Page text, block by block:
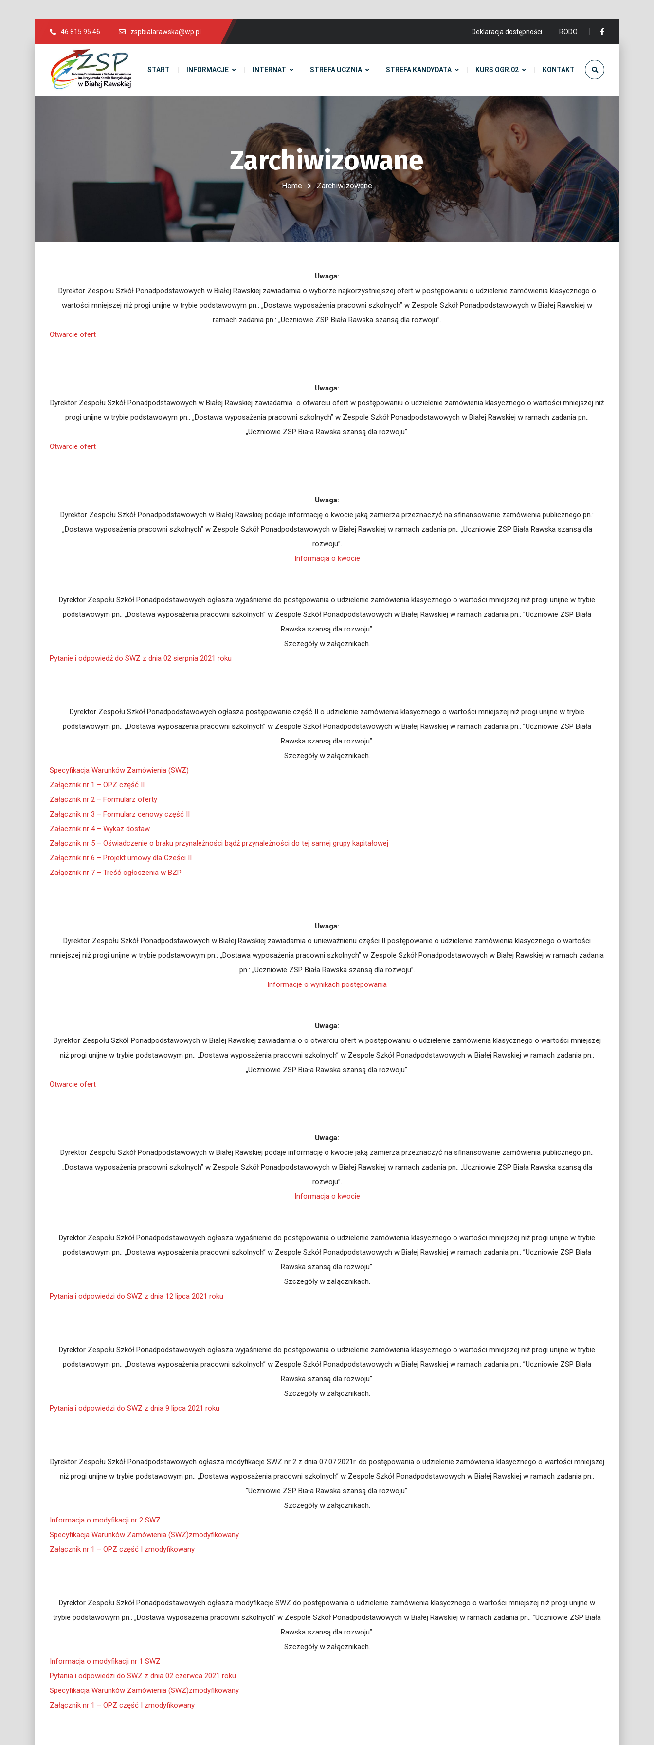
46 815 95 46 zspbialarawska@wp.pl Deklaracja dostępności RODO
START INFORMACJE INTERNAT STREFA UCZNIA STREFA KANDYDATA KURS OGR.02 KONTAKT
Zarchiwizowane
Home Zarchiwizowane
Uwaga:
Dyrektor Zespołu Szkół Ponadpodstawowych w Białej Rawskiej zawiadamia o wyborze najkorzystniejszej ofert w postępowaniu o udzielenie zamówienia klasycznego o
wartości mniejszej niż progi unijne w trybie podstawowym pn.: „Dostawa wyposażenia pracowni szkolnych” w Zespole Szkół Ponadpodstawowych w Białej Rawskiej w
ramach zadania pn.: „Uczniowie ZSP Biała Rawska szansą dla rozwoju”.
Otwarcie ofert
Uwaga:
Dyrektor Zespołu Szkół Ponadpodstawowych w Białej Rawskiej zawiadamia o otwarciu ofert w postępowaniu o udzielenie zamówienia klasycznego o wartości mniejszej niż
progi unijne w trybie podstawowym pn.: „Dostawa wyposażenia pracowni szkolnych” w Zespole Szkół Ponadpodstawowych w Białej Rawskiej w ramach zadania pn.:
„Uczniowie ZSP Biała Rawska szansą dla rozwoju”.
Otwarcie ofert
Uwaga:
Dyrektor Zespołu Szkół Ponadpodstawowych w Białej Rawskiej podaje informację o kwocie jaką zamierza przeznaczyć na sfinansowanie zamówienia publicznego pn.:
„Dostawa wyposażenia pracowni szkolnych” w Zespole Szkół Ponadpodstawowych w Białej Rawskiej w ramach zadania pn.: „Uczniowie ZSP Biała Rawska szansą dla
rozwoju”.
Informacja o kwocie
Dyrektor Zespołu Szkół Ponadpodstawowych ogłasza wyjaśnienie do postępowania o udzielenie zamówienia klasycznego o wartości mniejszej niż progi unijne w trybie
podstawowym pn.: „Dostawa wyposażenia pracowni szkolnych” w Zespole Szkół Ponadpodstawowych w Białej Rawskiej w ramach zadania pn.: ”Uczniowie ZSP Biała
Rawska szansą dla rozwoju”.
Szczegóły w załącznikach.
Pytanie i odpowiedź do SWZ z dnia 02 sierpnia 2021 roku
Dyrektor Zespołu Szkół Ponadpodstawowych ogłasza postępowanie część II o udzielenie zamówienia klasycznego o wartości mniejszej niż progi unijne w trybie
podstawowym pn.: „Dostawa wyposażenia pracowni szkolnych” w Zespole Szkół Ponadpodstawowych w Białej Rawskiej w ramach zadania pn.: ”Uczniowie ZSP Biała
Rawska szansą dla rozwoju”.
Szczegóły w załącznikach.
Specyfikacja Warunków Zamówienia (SWZ)
Załącznik nr 1 – OPZ część II
Załącznik nr 2 – Formularz oferty
Załącznik nr 3 – Formularz cenowy część II
Załacznik nr 4 – Wykaz dostaw
Załącznik nr 5 – Oświadczenie o braku przynależności bądź przynależności do tej samej grupy kapitałowej
Załącznik nr 6 – Projekt umowy dla Cześci II
Załącznik nr 7 – Treść ogłoszenia w BZP
Uwaga:
Dyrektor Zespołu Szkół Ponadpodstawowych w Białej Rawskiej zawiadamia o unieważnienu części II postępowanie o udzielenie zamówienia klasycznego o wartości
mniejszej niż progi unijne w trybie podstawowym pn.: „Dostawa wyposażenia pracowni szkolnych” w Zespole Szkół Ponadpodstawowych w Białej Rawskiej w ramach zadania
pn.: „Uczniowie ZSP Biała Rawska szansą dla rozwoju”.
Informacje o wynikach postępowania
Uwaga:
Dyrektor Zespołu Szkół Ponadpodstawowych w Białej Rawskiej zawiadamia o o otwarciu ofert w postępowaniu o udzielenie zamówienia klasycznego o wartości mniejszej
niż progi unijne w trybie podstawowym pn.: „Dostawa wyposażenia pracowni szkolnych” w Zespole Szkół Ponadpodstawowych w Białej Rawskiej w ramach zadania pn.:
„Uczniowie ZSP Biała Rawska szansą dla rozwoju”.
Otwarcie ofert
Uwaga:
Dyrektor Zespołu Szkół Ponadpodstawowych w Białej Rawskiej podaje informację o kwocie jaką zamierza przeznaczyć na sfinansowanie zamówienia publicznego pn.:
„Dostawa wyposażenia pracowni szkolnych” w Zespole Szkół Ponadpodstawowych w Białej Rawskiej w ramach zadania pn.: „Uczniowie ZSP Biała Rawska szansą dla
rozwoju”.
Informacja o kwocie
Dyrektor Zespołu Szkół Ponadpodstawowych ogłasza wyjaśnienie do postępowania o udzielenie zamówienia klasycznego o wartości mniejszej niż progi unijne w trybie
podstawowym pn.: „Dostawa wyposażenia pracowni szkolnych” w Zespole Szkół Ponadpodstawowych w Białej Rawskiej w ramach zadania pn.: ”Uczniowie ZSP Biała
Rawska szansą dla rozwoju”.
Szczegóły w załącznikach.
Pytania i odpowiedzi do SWZ z dnia 12 lipca 2021 roku
Dyrektor Zespołu Szkół Ponadpodstawowych ogłasza wyjaśnienie do postępowania o udzielenie zamówienia klasycznego o wartości mniejszej niż progi unijne w trybie
podstawowym pn.: „Dostawa wyposażenia pracowni szkolnych” w Zespole Szkół Ponadpodstawowych w Białej Rawskiej w ramach zadania pn.: ”Uczniowie ZSP Biała
Rawska szansą dla rozwoju”.
Szczegóły w załącznikach.
Pytania i odpowiedzi do SWZ z dnia 9 lipca 2021 roku
Dyrektor Zespołu Szkół Ponadpodstawowych ogłasza modyfikacje SWZ nr 2 z dnia 07.07.2021r. do postępowania o udzielenie zamówienia klasycznego o wartości mniejszej
niż progi unijne w trybie podstawowym pn.: „Dostawa wyposażenia pracowni szkolnych” w Zespole Szkół Ponadpodstawowych w Białej Rawskiej w ramach zadania pn.:
”Uczniowie ZSP Biała Rawska szansą dla rozwoju”.
Szczegóły w załącznikach.
Informacja o modyfikacji nr 2 SWZ
Specyfikacja Warunków Zamówienia (SWZ)zmodyfikowany
Załącznik nr 1 – OPZ część I zmodyfikowany
Dyrektor Zespołu Szkół Ponadpodstawowych ogłasza modyfikacje SWZ do postępowania o udzielenie zamówienia klasycznego o wartości mniejszej niż progi unijne w
trybie podstawowym pn.: „Dostawa wyposażenia pracowni szkolnych” w Zespole Szkół Ponadpodstawowych w Białej Rawskiej w ramach zadania pn.: ”Uczniowie ZSP Biała
Rawska szansą dla rozwoju”.
Szczegóły w załącznikach.
Informacja o modyfikacji nr 1 SWZ
Pytania i odpowiedzi do SWZ z dnia 02 czerwca 2021 roku
Specyfikacja Warunków Zamówienia (SWZ)zmodyfikowany
Załącznik nr 1 – OPZ część I zmodyfikowany